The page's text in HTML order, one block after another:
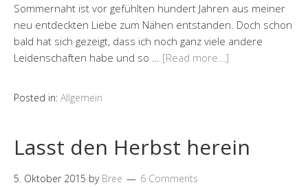
Sommernaht ist vor gefühlten hundert Jahren aus meiner
neu entdeckten Liebe zum Nähen entstanden. Doch schon
bald hat sich gezeigt, dass ich noch ganz viele andere
Leidenschaften habe und so … [Read more…]
Posted in: Allgemein
Lasst den Herbst herein
5. Oktober 2015 by Bree 6 Comments